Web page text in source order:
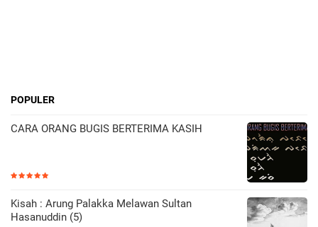
POPULER
CARA ORANG BUGIS BERTERIMA KASIH
Kisah : Arung Palakka Melawan Sultan
Hasanuddin (5)